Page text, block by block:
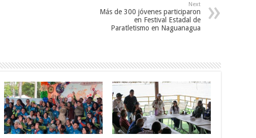
Next
Más de 300 jóvenes participaron
en Festival Estadal de
Paratletismo en Naguanagua